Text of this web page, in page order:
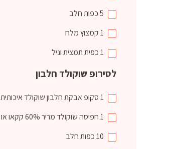
5כפותחלב
1קמצוץ מלח
1כפיתתמצית וניל
לסירופ שוקולד חלבון
1סקופאבקת חלבון שוקולד איכותית
1חפיסהשוקולד מריר 60% קקאו או יותר
10כפותחלב